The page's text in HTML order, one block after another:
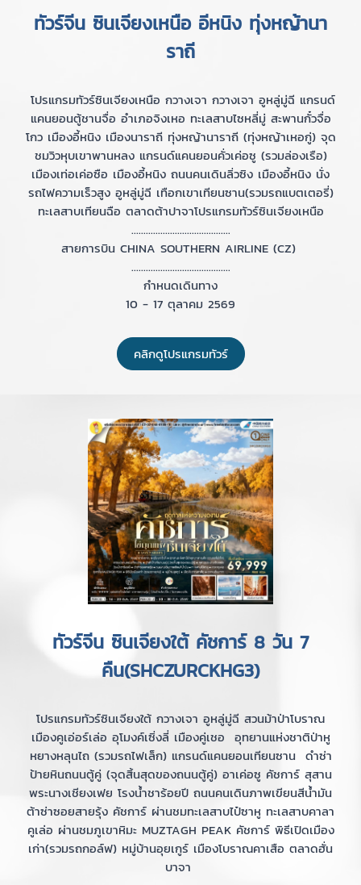
ทัวร์จีน ซินเจียงเหนือ อีหนิง ทุ่งหญ้านา
ราถี
โปรแกรมทัวร์ซินเจียงเหนือ กวางเจา กวางเจา อูหลู่มู่ฉี แกรนด์
แคนยอนตู้ชานจื่อ อำเภอจิงเหอ ทะเลสาบไซหลี่มู่ สะพานกั๋วจื่อ
โกว เมืองอี้หนิง เมืองนาราถี ทุ่งหญ้านาราถี (ทุ่งหญ้าเหอกู่) จุด
ชมวิวหุบเขาพานหลง แกรนด์แคนยอนคั่วเค่อซู (รวมล่องเรือ)
เมืองเท่อเค่อซือ เมืองอี้หนิง ถนนคนเดินลิ่วซิง เมืองอี้หนิง นั่ง
รถไฟความเร็วสูง อูหลู่มู่ฉี เทือกเขาเทียนซาน(รวมรถแบตเตอรี่)
ทะเลสาบเทียนฉือ ตลาดต้าปาจาโปรแกรมทัวร์ซินเจียงเหนือ
.........................................
สายการบิน CHINA SOUTHERN AIRLINE (CZ)
.........................................
กำหนดเดินทาง
10 - 17 ตุลาคม 2569
คลิกดูโปรแกรมทัวร์
ทัวร์จีน ซินเจียงใต้ คัชการ์ 8 วัน 7
คืน(SHCZURCKHG3)
โปรแกรมทัวร์ซินเจียงใต้ กวางเจา อูหลู่มู่ฉี สวนม้าป่าโบราณ
เมืองคูเอ่อร์เล่อ อุโมงค์เซิ่งลี่ เมืองคู่เชอ อุทยานแห่งชาติป่าหู
หยางหลุนไถ (รวมรถไฟเล็ก) แกรนด์แคนยอนเทียนซาน ดำซ่า
ป้ายหินถนนตู้คู่ (จุดสิ้นสุดของถนนตู้คู่) อาเค่อซู คัชการ์ สุสาน
พระนางเชียงเฟย โรงน้ำชาร้อยปี ถนนคนเดินภาพเขียนสีน้ำมัน
ต้าซ่าซอยสายรุ้ง คัชการ์ ผ่านชมทะเลสาบไป๋ซาหู ทะเลสาบคาลา
คูเล่อ ผ่านชมภูเขาหิมะ MUZTAGH PEAK คัชการ์ พิธีเปิดเมือง
เก่า(รวมรถกอล์ฟ) หมู่บ้านอุยเกูร์ เมืองโบราณคาเสือ ตลาดฮั่น
บาจา